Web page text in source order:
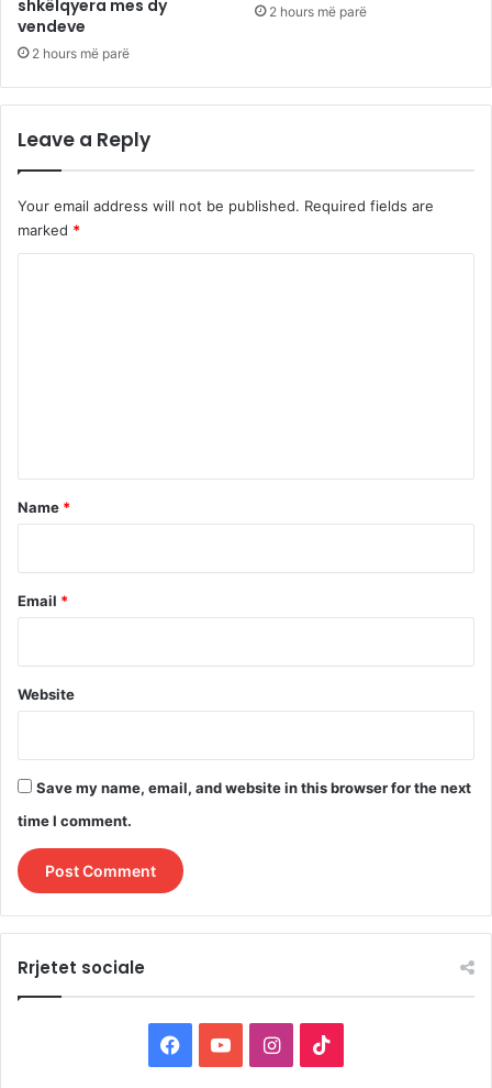
shkëlqyera mes dy
vendeve
2 hours më parë
2 hours më parë
Leave a Reply
Your email address will not be published. Required fields are
marked *
*
Name *
Email *
Website
Save my name, email, and website in this browser for the next
time I comment.
Rrjetet sociale
I